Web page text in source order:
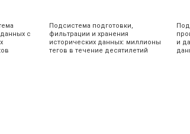
с
Подсистема подготовки,
фильтрации и хранения
исторических данных: миллионы
тегов в течение десятилетий
и